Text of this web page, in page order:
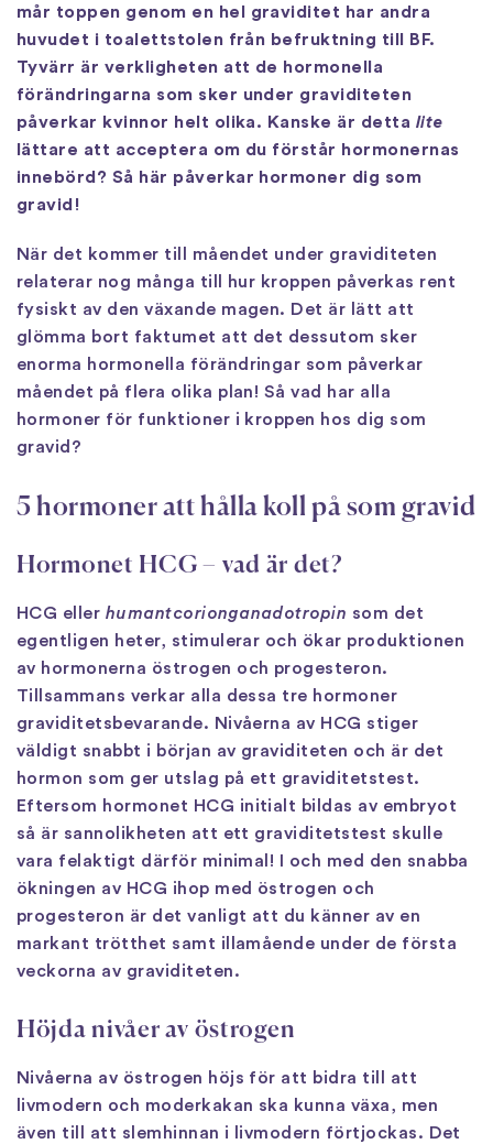
mår toppen genom en hel graviditet har andra
huvudet i toalettstolen från befruktning till BF.
Tyvärr är verkligheten att de hormonella
förändringarna som sker under graviditeten
påverkar kvinnor helt olika. Kanske är detta lite
lättare att acceptera om du förstår hormonernas
innebörd? Så här påverkar hormoner dig som
gravid!
När det kommer till måendet under graviditeten
relaterar nog många till hur kroppen påverkas rent
fysiskt av den växande magen. Det är lätt att
glömma bort faktumet att det dessutom sker
enorma hormonella förändringar som påverkar
måendet på flera olika plan! Så vad har alla
hormoner för funktioner i kroppen hos dig som
gravid?
5 hormoner att hålla koll på som gravid
Hormonet HCG – vad är det?
HCG eller humantcorionganadotropin som det
egentligen heter, stimulerar och ökar produktionen
av hormonerna östrogen och progesteron.
Tillsammans verkar alla dessa tre hormoner
graviditetsbevarande. Nivåerna av HCG stiger
väldigt snabbt i början av graviditeten och är det
hormon som ger utslag på ett graviditetstest.
Eftersom hormonet HCG initialt bildas av embryot
så är sannolikheten att ett graviditetstest skulle
vara felaktigt därför minimal! I och med den snabba
ökningen av HCG ihop med östrogen och
progesteron är det vanligt att du känner av en
markant trötthet samt illamående under de första
veckorna av graviditeten.
Höjda nivåer av östrogen
Nivåerna av östrogen höjs för att bidra till att
livmodern och moderkakan ska kunna växa, men
även till att slemhinnan i livmodern förtjockas. Det